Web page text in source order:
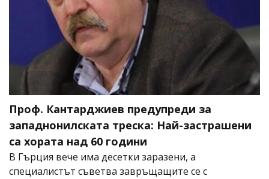
Проф. Кантарджиев предупреди за
западнонилската треска: Най-застрашени
са хората над 60 години
В Гърция вече има десетки заразени, а
специалистът съветва завръщащите се с